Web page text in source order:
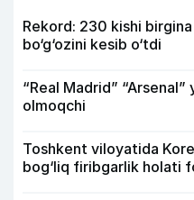
Rekord: 230 kishi
bo‘g‘ozini kesib o‘tdi
“Real Madrid”
olmoqchi
Toshkent viloyatida
bog‘liq firibgarlik holati